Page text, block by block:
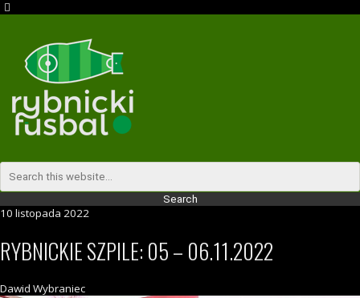
10 listopada 2022
RYBNICKIE SZPILE: 05 – 06.11.2022
Dawid Wybraniec